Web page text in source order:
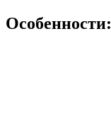
Особенности: